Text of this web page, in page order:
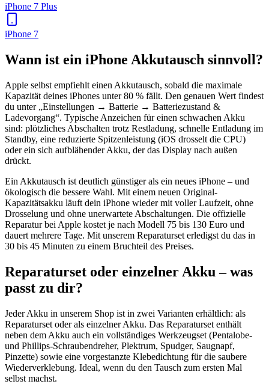
iPhone 7 Plus
iPhone 7
Wann ist ein iPhone Akkutausch sinnvoll?
Apple selbst empfiehlt einen Akkutausch, sobald die maximale
Kapazität deines iPhones unter 80 % fällt. Den genauen Wert findest
du unter „Einstellungen → Batterie → Batteriezustand &
Ladevorgang“. Typische Anzeichen für einen schwachen Akku
sind: plötzliches Abschalten trotz Restladung, schnelle Entladung im
Standby, eine reduzierte Spitzenleistung (iOS drosselt die CPU)
oder ein sich aufblähender Akku, der das Display nach außen
drückt.
Ein Akkutausch ist deutlich günstiger als ein neues iPhone – und
ökologisch die bessere Wahl. Mit einem neuen Original-
Kapazitätsakku läuft dein iPhone wieder mit voller Laufzeit, ohne
Drosselung und ohne unerwartete Abschaltungen. Die offizielle
Reparatur bei Apple kostet je nach Modell 75 bis 130 Euro und
dauert mehrere Tage. Mit unserem Reparaturset erledigst du das in
30 bis 45 Minuten zu einem Bruchteil des Preises.
Reparaturset oder einzelner Akku – was
passt zu dir?
Jeder Akku in unserem Shop ist in zwei Varianten erhältlich: als
Reparaturset oder als einzelner Akku. Das Reparaturset enthält
neben dem Akku auch ein vollständiges Werkzeugset (Pentalobe-
und Phillips-Schraubendreher, Plektrum, Spudger, Saugnapf,
Pinzette) sowie eine vorgestanzte Klebedichtung für die saubere
Wiederverklebung. Ideal, wenn du den Tausch zum ersten Mal
selbst machst.